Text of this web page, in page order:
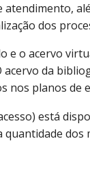
dos
e o acervo
da
nos planos de
está
dos